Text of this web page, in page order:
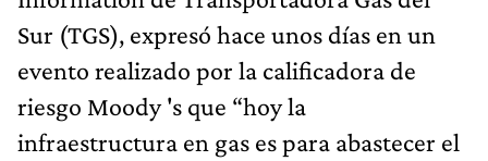
Sur (TGS), expresó hace unos días en un
evento realizado por la calificadora de
riesgo Moody 's que “hoy la
infraestructura en gas es para abastecer el